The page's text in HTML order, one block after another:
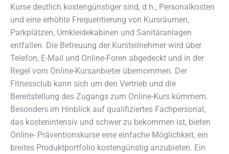
Kurse deutlich kostengünstiger sind, d.h., Personalkosten
und eine erhöhte Frequentierung von Kursräumen,
Parkplätzen, Umkleidekabinen und Sanitäranlagen
entfallen. Die Betreuung der Kursteilnehmer wird über
Telefon, E-Mail und Online-Foren abgedeckt und in der
Regel vom Online-Kursanbieter übernommen. Der
Fitnessclub kann sich um den Vertrieb und die
Bereitstellung des Zugangs zum Online-Kurs kümmern.
Besonders im Hinblick auf qualifiziertes Fachpersonal,
das kostenintensiv und schwer zu bekommen ist, bieten
Online- Präventionskurse eine einfache Möglichkeit, ein
breites Produktportfolio kostengünstig anzubieten. Ein